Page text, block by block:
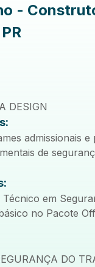
-
DESIGN
admissionais e
de
Técnico em
no Pacote
DO